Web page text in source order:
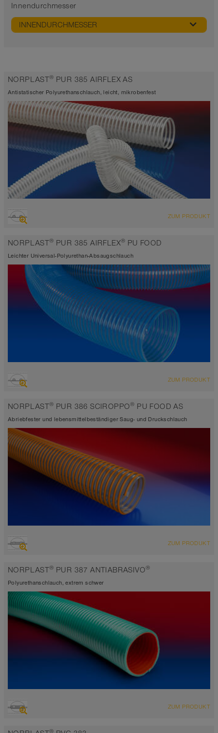
Innendurchmesser
INNENDURCHMESSER
NORPLAST® PUR 385 AIRFLEX AS
Antistatischer Polyurethanschlauch, leicht, mikrobenfest
ÜBERSICHT
hoch abriebfester Saugschlauch + Druckschlauch
transparent
ZUM PRODUKT
NORPLAST® PUR 385 AIRFLEX® PU FOOD
Leichter Universal-Polyurethan-Absaugschlauch
ÜBERSICHT
abriebfester Polyurethanschlauch
-25°C bis 85°C
ZUM PRODUKT
NORPLAST® PUR 386 SCIROPPO® PU FOOD AS
Abriebfester und lebensmittelbeständiger Saug- und Druckschlauch
ÜBERSICHT
hoch abriebfester Saugschlauch + Druckschlauch
-15°C bis 60°C
ZUM PRODUKT
NORPLAST® PUR 387 ANTIABRASIVO®
Polyurethanschlauch, extrem schwer
ÜBERSICHT
hoch abriebfester Saugschlauch + Druckschlauch
ZUM PRODUKT
®